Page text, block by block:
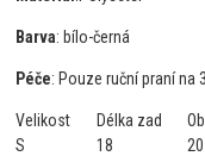
Barva: bílo-černá
Péče: Pouze ruční praní na
Velikost Délka zad
S
18 20